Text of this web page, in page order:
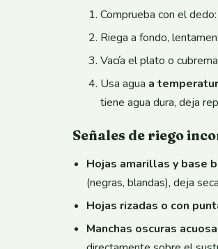
Comprueba con el
Riega a fondo,
Vacía el plato o
Usa agua a
tiene agua dura, deja
Señales de riego
Hojas amarillas y base
(negras, blandas), deja
Hojas rizadas o con
Manchas oscuras